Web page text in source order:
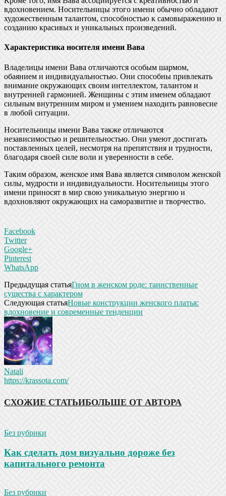
вдохновением. Носительницы этого имени обычно обладают
художественным талантом, способностью к самовыражению и
созданию красивых и уникальных произведений.
Характеристика носителя имени Вава
Владелицы имени Вава отличаются особым шармом,
обаянием и индивидуальностью. Они способны привлекать
внимание окружающих своим интеллектом, талантом и
внутренней гармонией. Женщины с этим именем обладают
сильным внутренним миром и умением находить равновесие
в любой ситуации.
Носительницы имени Вава также отличаются
независимостью и решительностью. Они умеют достигать
поставленных целей, несмотря на препятствия и трудности,
благодаря своей силе воли и уверенности в себе.
Таким образом, женское имя Вава является символом женской
силы, мудрости и индивидуальности. Носительницы этого
имени приносят в мир свою уникальную энергию и
вдохновляют окружающих на саморазвитие и творчество.
Facebook
Twitter
Google+
Pinterest
WhatsApp
Предыдущая статьяГном в женском роде: таинственные
существа с характером
Следующая статьяНовые конструкции женского платья:
вдохновение и современные тенденции
Natali
https://krassota.com/
СХОЖИЕ СТАТЬИБОЛЬШЕ ОТ АВТОРА
Без рубрики
Как сделать дом визуально дороже без
капитального ремонта
Без рубрики